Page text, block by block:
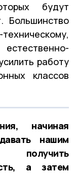
будут
Большинство
работу
классов
начиная
нашим
получить
а затем